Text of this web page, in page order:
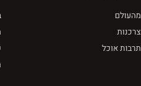
מהעולם
צרכנות
תרבות אוכל